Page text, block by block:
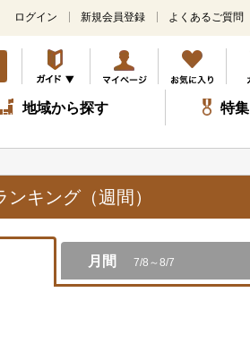
メ
ン
コ
ン
テ
ツ
ッ
プ
ログイン 新規会員登録 よくあるご質問
地域から探す 特
キング（週間）
月間 7/8～8/7